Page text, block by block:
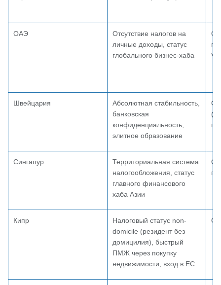
ОАЭ
Отсутствие налогов на
личные доходы, статус
глобального бизнес-хаба
От
Швейцария
Абсолютная стабильность,
банковская
конфиденциальность,
элитное образование
От
Сингапур
Территориальная система
налогообложения, статус
главного финансового
хаба Азии
От
Кипр
Налоговый статус non-
domicile (резидент без
домицилия), быстрый
ПМЖ через покупку
недвижимости, вход в ЕС
От